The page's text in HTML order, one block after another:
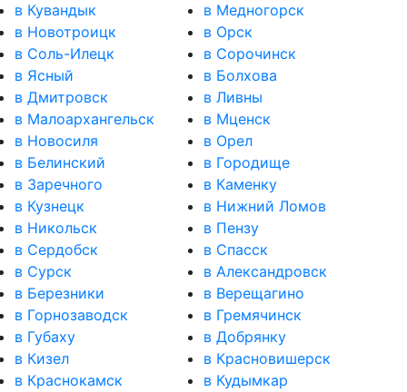
в Кувандык
в Медногорск
в Новотроицк
в Орск
в Соль-Илецк
в Сорочинск
в Ясный
в Болхова
в Дмитровск
в Ливны
в Малоархангельск
в Мценск
в Новосиля
в Орел
в Белинский
в Городище
в Заречного
в Каменку
в Кузнецк
в Нижний Ломов
в Никольск
в Пензу
в Сердобск
в Спасск
в Сурск
в Александровск
в Березники
в Верещагино
в Горнозаводск
в Гремячинск
в Губаху
в Добрянку
в Кизел
в Красновишерск
в Краснокамск
в Кудымкар